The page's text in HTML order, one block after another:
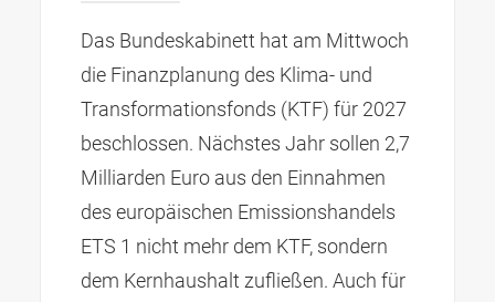
Das Bundeskabinett hat am Mittwoch
die Finanzplanung des Klima- und
Transformationsfonds (KTF) für 2027
beschlossen. Nächstes Jahr sollen 2,7
Milliarden Euro aus den Einnahmen
des europäischen Emissionshandels
ETS 1 nicht mehr dem KTF, sondern
dem Kernhaushalt zufließen. Auch für